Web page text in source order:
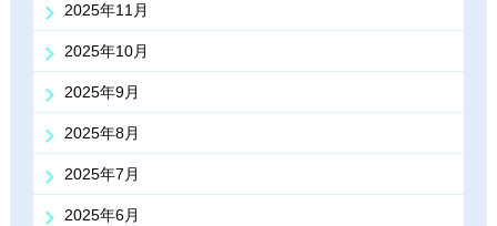
2025年11月
2025年10月
2025年9月
2025年8月
2025年7月
2025年6月